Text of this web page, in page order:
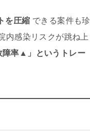
を圧縮 できる案件も珍
内感染リスクが跳ね上
障率▲」というトレー